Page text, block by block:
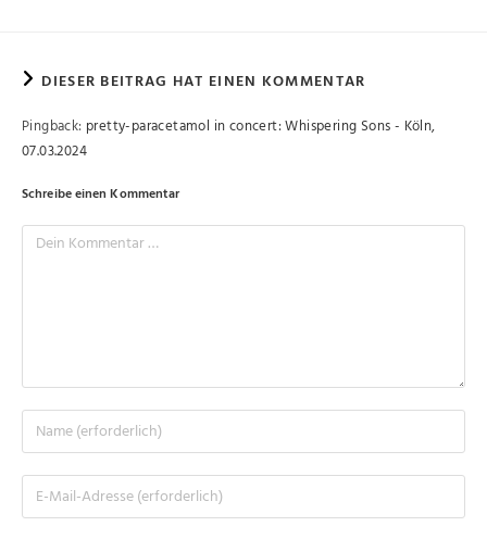
DIESER BEITRAG HAT EINEN KOMMENTAR
Pingback: pretty-paracetamol in concert: Whispering Sons - Köln,
07.03.2024
Schreibe einen Kommentar